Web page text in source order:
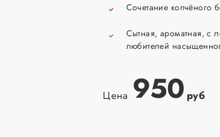
Сочетание
Сытная, ароматная, с
любителей
Цена 950 руб